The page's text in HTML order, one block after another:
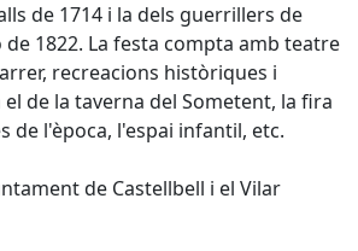
de 1714 i la dels guerrillers de
de 1822. La festa compta amb teatre
recreacions històriques i
de la taverna del Sometent, la fira
de l'època, l'espai infantil, etc.
de Castellbell i el Vilar